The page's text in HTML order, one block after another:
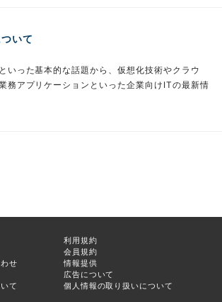
いて
いった基本的な話題から、仮想化技術やクラウ
務アプリケーションといった企業向けITの最新情
利用規約
会員規約
せ
情報提供
広告について
て
個人情報の取り扱いについて